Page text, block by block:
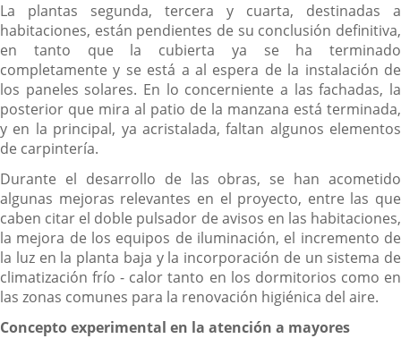
La plantas segunda, tercera y cuarta, destinadas a
habitaciones, están pendientes de su conclusión definitiva,
en tanto que la cubierta ya se ha terminado
completamente y se está a al espera de la instalación de
los paneles solares. En lo concerniente a las fachadas, la
posterior que mira al patio de la manzana está terminada,
y en la principal, ya acristalada, faltan algunos elementos
de carpintería.
Durante el desarrollo de las obras, se han acometido
algunas mejoras relevantes en el proyecto, entre las que
caben citar el doble pulsador de avisos en las habitaciones,
la mejora de los equipos de iluminación, el incremento de
la luz en la planta baja y la incorporación de un sistema de
climatización frío - calor tanto en los dormitorios como en
las zonas comunes para la renovación higiénica del aire.
Concepto experimental en la atención a mayores